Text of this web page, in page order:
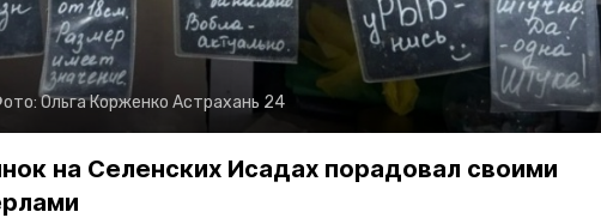
Ольга Корженко Астрахань 24
на Селенских Исадах порадовал своими